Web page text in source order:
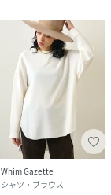
Whim Gazette
シャツ・ブラウス